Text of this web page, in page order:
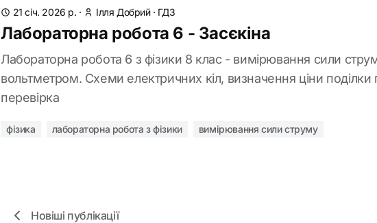
21 січ. 2026 р. · Ілля Добрий· ГДЗ
Лабораторна робота 6 - Засєкіна
Лабораторна робота 6 з фізики 8 клас - вимірювання сили
вольтметром. Схеми електричних кіл, визначення ціни
перевірка
фізика лабораторна робота з фізики вимірювання сили струму
Новіші публікації